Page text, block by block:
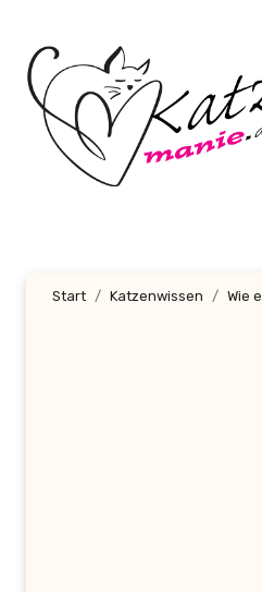
Inhalt
springen
Start Katzenwissen Wie